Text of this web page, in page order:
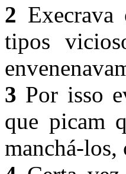
2
tipos
3 Por isso
que picam
manchá-